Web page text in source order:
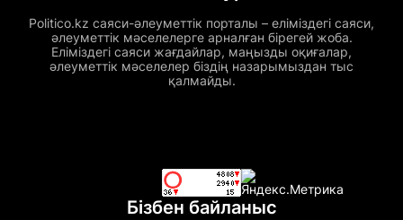
Politico.kz саяси-әлеуметтік порталы – еліміздегі саяси,
әлеуметтік мәселелерге арналған бірегей жоба.
Еліміздегі саяси жағдайлар, маңызды оқиғалар,
әлеуметтік мәселелер біздің назарымыздан тыс
қалмайды.
Бізбен байланыс